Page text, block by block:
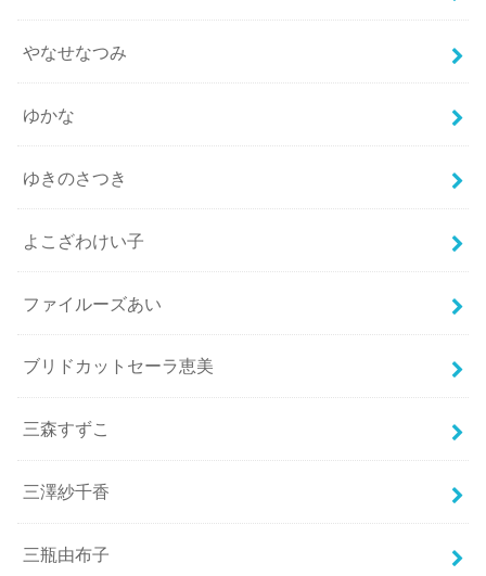
やなせなつみ
ゆかな
ゆきのさつき
よこざわけい子
ファイルーズあい
ブリドカットセーラ恵美
三森すずこ
三澤紗千香
三瓶由布子